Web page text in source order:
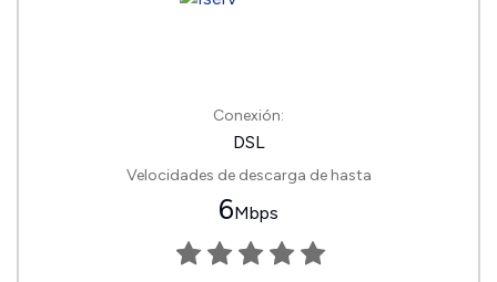
Conexión:
DSL
Velocidades de descarga de hasta
6Mbps